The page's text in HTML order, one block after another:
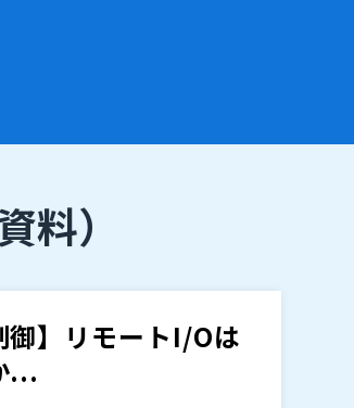
料）
御】リモートI/Oは
...